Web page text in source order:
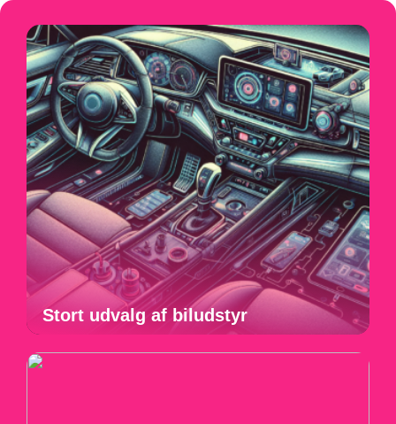
Stort udvalg af biludstyr